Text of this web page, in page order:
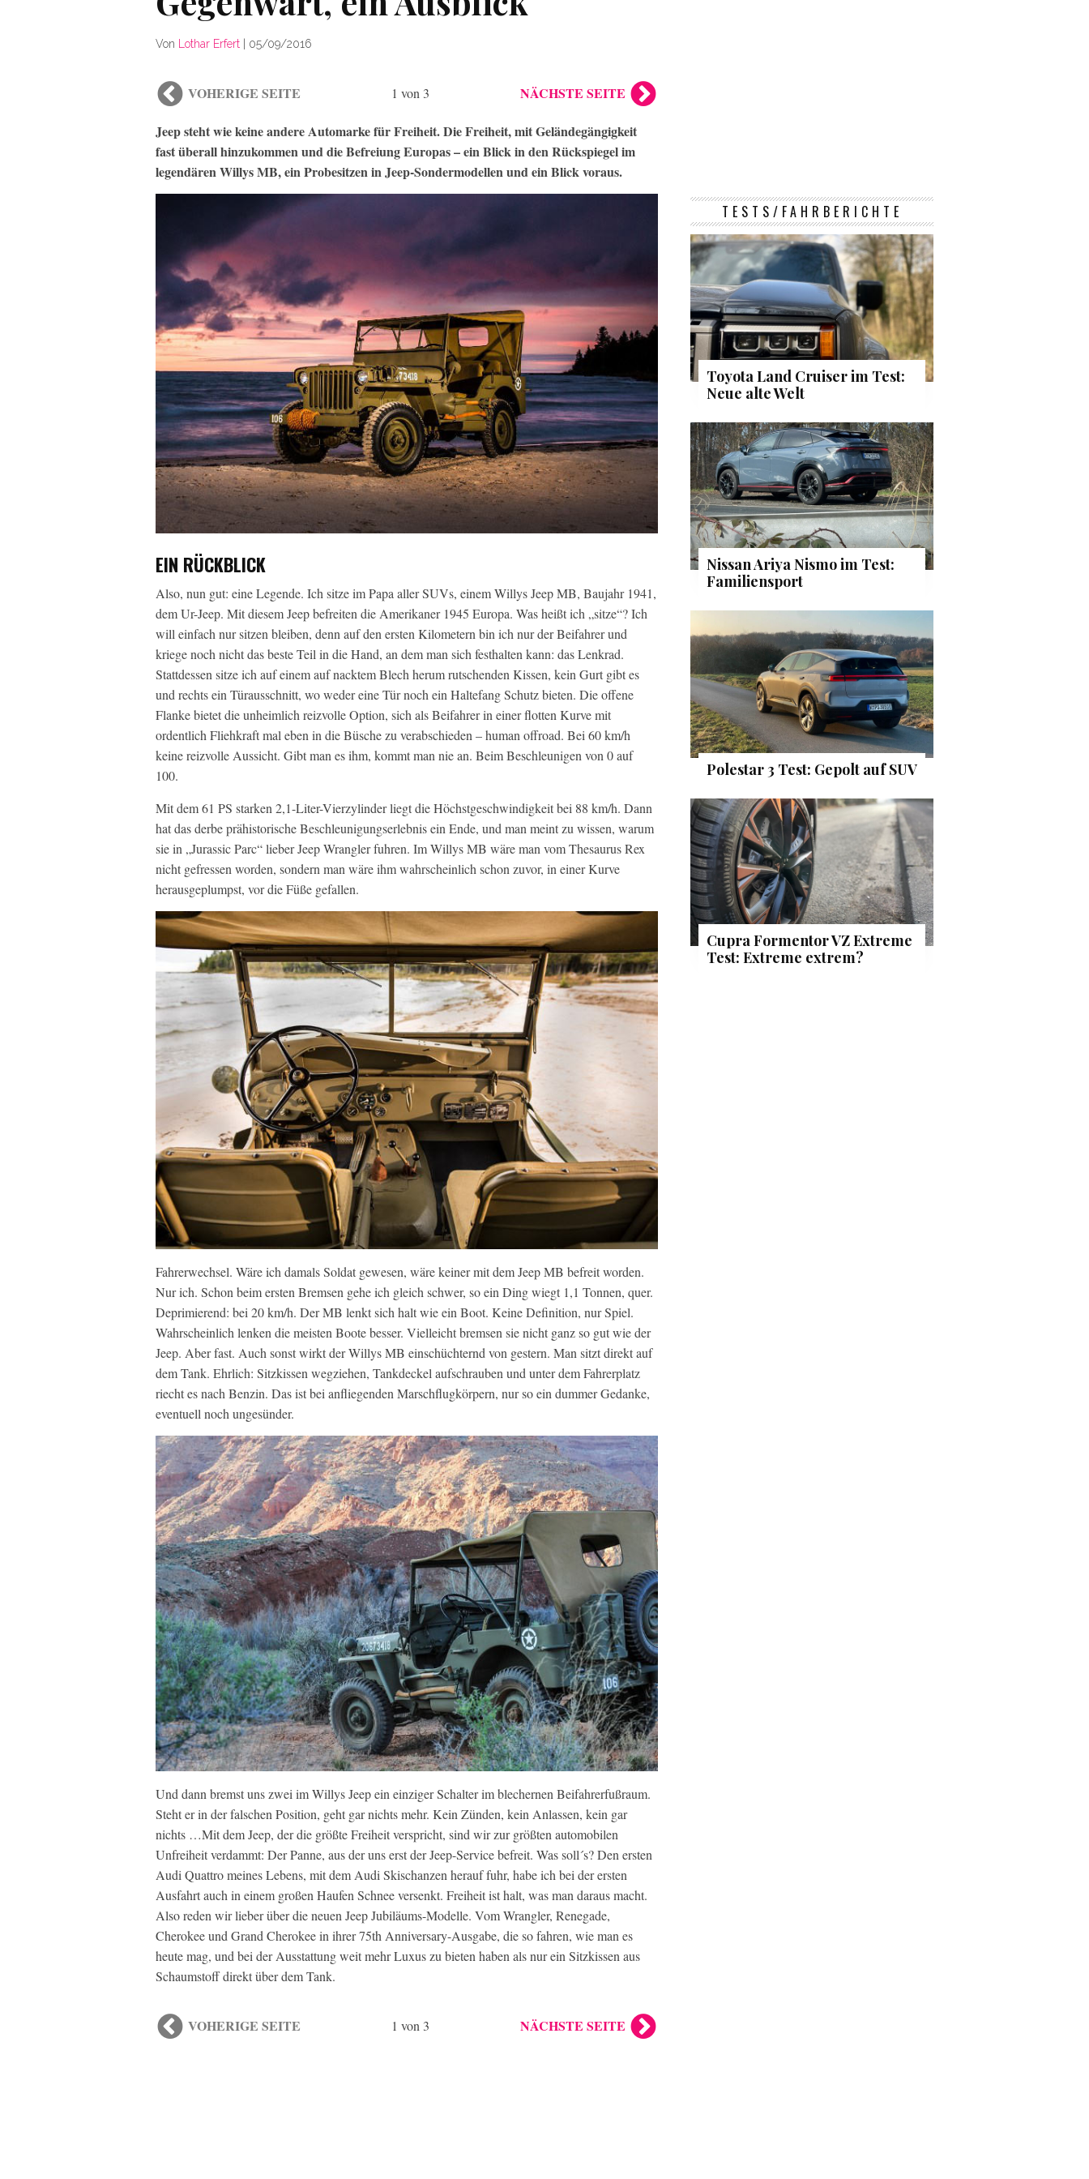
Von Lothar Erfert 05/09/2016
VOHERIGE SEITE 1 von 3 NÄCHSTE SEITE
Jeep steht wie keine andere Automarke für Freiheit. Die Freiheit, mit Geländegängigkeit
fast überall hinzukommen und die Befreiung Europas – ein Blick in den Rückspiegel im
legendären Willys MB, ein Probesitzen in Jeep-Sondermodellen und ein Blick voraus.
EIN RÜCKBLICK
Also, nun gut: eine Legende. Ich sitze im Papa aller SUVs, einem Willys Jeep MB, Baujahr 1941,
dem Ur-Jeep. Mit diesem Jeep befreiten die Amerikaner 1945 Europa. Was heißt ich „sitze“? Ich
will einfach nur sitzen bleiben, denn auf den ersten Kilometern bin ich nur der Beifahrer und
kriege noch nicht das beste Teil in die Hand, an dem man sich festhalten kann: das Lenkrad.
Stattdessen sitze ich auf einem auf nacktem Blech herum rutschenden Kissen, kein Gurt gibt es
und rechts ein Türausschnitt, wo weder eine Tür noch ein Haltefang Schutz bieten. Die offene
Flanke bietet die unheimlich reizvolle Option, sich als Beifahrer in einer flotten Kurve mit
ordentlich Fliehkraft mal eben in die Büsche zu verabschieden – human offroad. Bei 60 km/h
keine reizvolle Aussicht. Gibt man es ihm, kommt man nie an. Beim Beschleunigen von 0 auf
100.
Mit dem 61 PS starken 2,1-Liter-Vierzylinder liegt die Höchstgeschwindigkeit bei 88 km/h. Dann
hat das derbe prähistorische Beschleunigungserlebnis ein Ende, und man meint zu wissen, warum
sie in „Jurassic Parc“ lieber Jeep Wrangler fuhren. Im Willys MB wäre man vom Thesaurus Rex
nicht gefressen worden, sondern man wäre ihm wahrscheinlich schon zuvor, in einer Kurve
herausgeplumpst, vor die Füße gefallen.
Fahrerwechsel. Wäre ich damals Soldat gewesen, wäre keiner mit dem Jeep MB befreit worden.
Nur ich. Schon beim ersten Bremsen gehe ich gleich schwer, so ein Ding wiegt 1,1 Tonnen, quer.
Deprimierend: bei 20 km/h. Der MB lenkt sich halt wie ein Boot. Keine Definition, nur Spiel.
Wahrscheinlich lenken die meisten Boote besser. Vielleicht bremsen sie nicht ganz so gut wie der
Jeep. Aber fast. Auch sonst wirkt der Willys MB einschüchternd von gestern. Man sitzt direkt auf
dem Tank. Ehrlich: Sitzkissen wegziehen, Tankdeckel aufschrauben und unter dem Fahrerplatz
riecht es nach Benzin. Das ist bei anfliegenden Marschflugkörpern, nur so ein dummer Gedanke,
eventuell noch ungesünder.
Und dann bremst uns zwei im Willys Jeep ein einziger Schalter im blechernen Beifahrerfußraum.
Steht er in der falschen Position, geht gar nichts mehr. Kein Zünden, kein Anlassen, kein gar
nichts …Mit dem Jeep, der die größte Freiheit verspricht, sind wir zur größten automobilen
Unfreiheit verdammt: Der Panne, aus der uns erst der Jeep-Service befreit. Was soll´s? Den ersten
Audi Quattro meines Lebens, mit dem Audi Skischanzen herauf fuhr, habe ich bei der ersten
Ausfahrt auch in einem großen Haufen Schnee versenkt. Freiheit ist halt, was man daraus macht.
Also reden wir lieber über die neuen Jeep Jubiläums-Modelle. Vom Wrangler, Renegade,
Cherokee und Grand Cherokee in ihrer 75th Anniversary-Ausgabe, die so fahren, wie man es
heute mag, und bei der Ausstattung weit mehr Luxus zu bieten haben als nur ein Sitzkissen aus
Schaumstoff direkt über dem Tank.
VOHERIGE SEITE 1 von 3 NÄCHSTE SEITE
TESTS/FAHRBERICHTE
Toyota Land Cruiser im Test:
Neue alte Welt
Nissan Ariya Nismo im Test:
Familiensport
Polestar 3 Test: Gepolt auf SUV
Cupra Formentor VZ Extreme
Test: Extreme extrem?